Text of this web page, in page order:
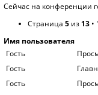
Сейчас на конференции
Страница 5 из 13 •
Имя пользователя
Гость
Гость
Гость